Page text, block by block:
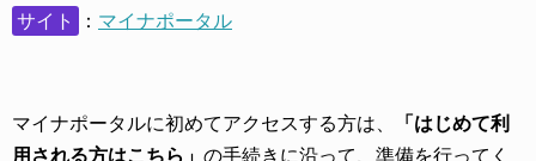
サイト ： マイナポータル
マイナポータルに初めてアクセスする方は、
「はじめて利
用される方はこちら」 の手続きに沿って、準備を行ってく